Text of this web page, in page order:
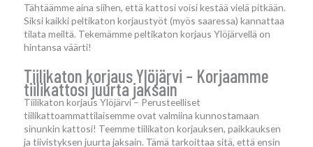
Tähtäämme aina siihen, että kattosi voisi kestää vielä pitkään.
Siksi kaikki peltikaton korjaustyöt (myös saaressa) kannattaa
tilata meiltä. Tekemämme peltikaton korjaus Ylöjärvellä on
hintansa väärti!
Tiilikaton korjaus Ylöjärvi – Korjaamme
tiilikattosi juurta jaksain
Tiilikaton korjaus Ylöjärvi – Perusteelliset
tiilikattoammattilaisemme ovat valmiina kunnostamaan
sinunkin kattosi! Teemme tiilikaton korjauksen, paikkauksen
ja tiivistyksen juurta jaksain. Tämä tarkoittaa sitä, että ensin